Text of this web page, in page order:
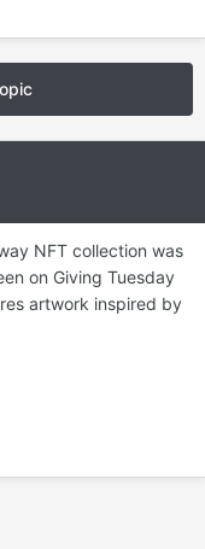
NFT collection was
on Giving Tuesday
artwork inspired by